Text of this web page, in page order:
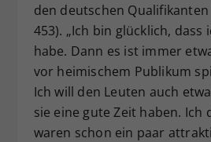
den deutschen Qualifikanten
453). „Ich bin glücklich, dass
habe. Dann es ist immer
vor heimischem Publikum
Ich will den Leuten auch
sie eine gute Zeit haben. Ich
waren schon ein paar